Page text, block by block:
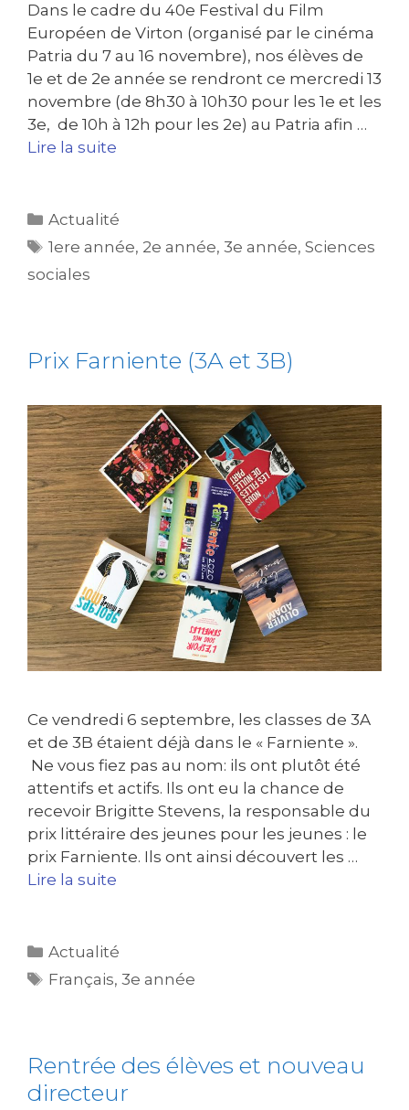
Dans le cadre du 40e Festival du Film
Européen de Virton (organisé par le cinéma
Patria du 7 au 16 novembre), nos élèves de
1e et de 2e année se rendront ce mercredi 13
novembre (de 8h30 à 10h30 pour les 1e et les
3e, de 10h à 12h pour les 2e) au Patria afin …
Lire la suite
Actualité
1ere année, 2e année,3e année,Sciences
sociales
Prix Farniente (3A et 3B)
Ce vendredi 6 septembre, les classes de 3A
et de 3B étaient déjà dans le « Farniente ».
Ne vous fiez pas au nom: ils ont plutôt été
attentifs et actifs. Ils ont eu la chance de
recevoir Brigitte Stevens, la responsable du
prix littéraire des jeunes pour les jeunes : le
prix Farniente. Ils ont ainsi découvert les …
Lire la suite
Actualité
Français,3e année
Rentrée des élèves et nouveau
directeur